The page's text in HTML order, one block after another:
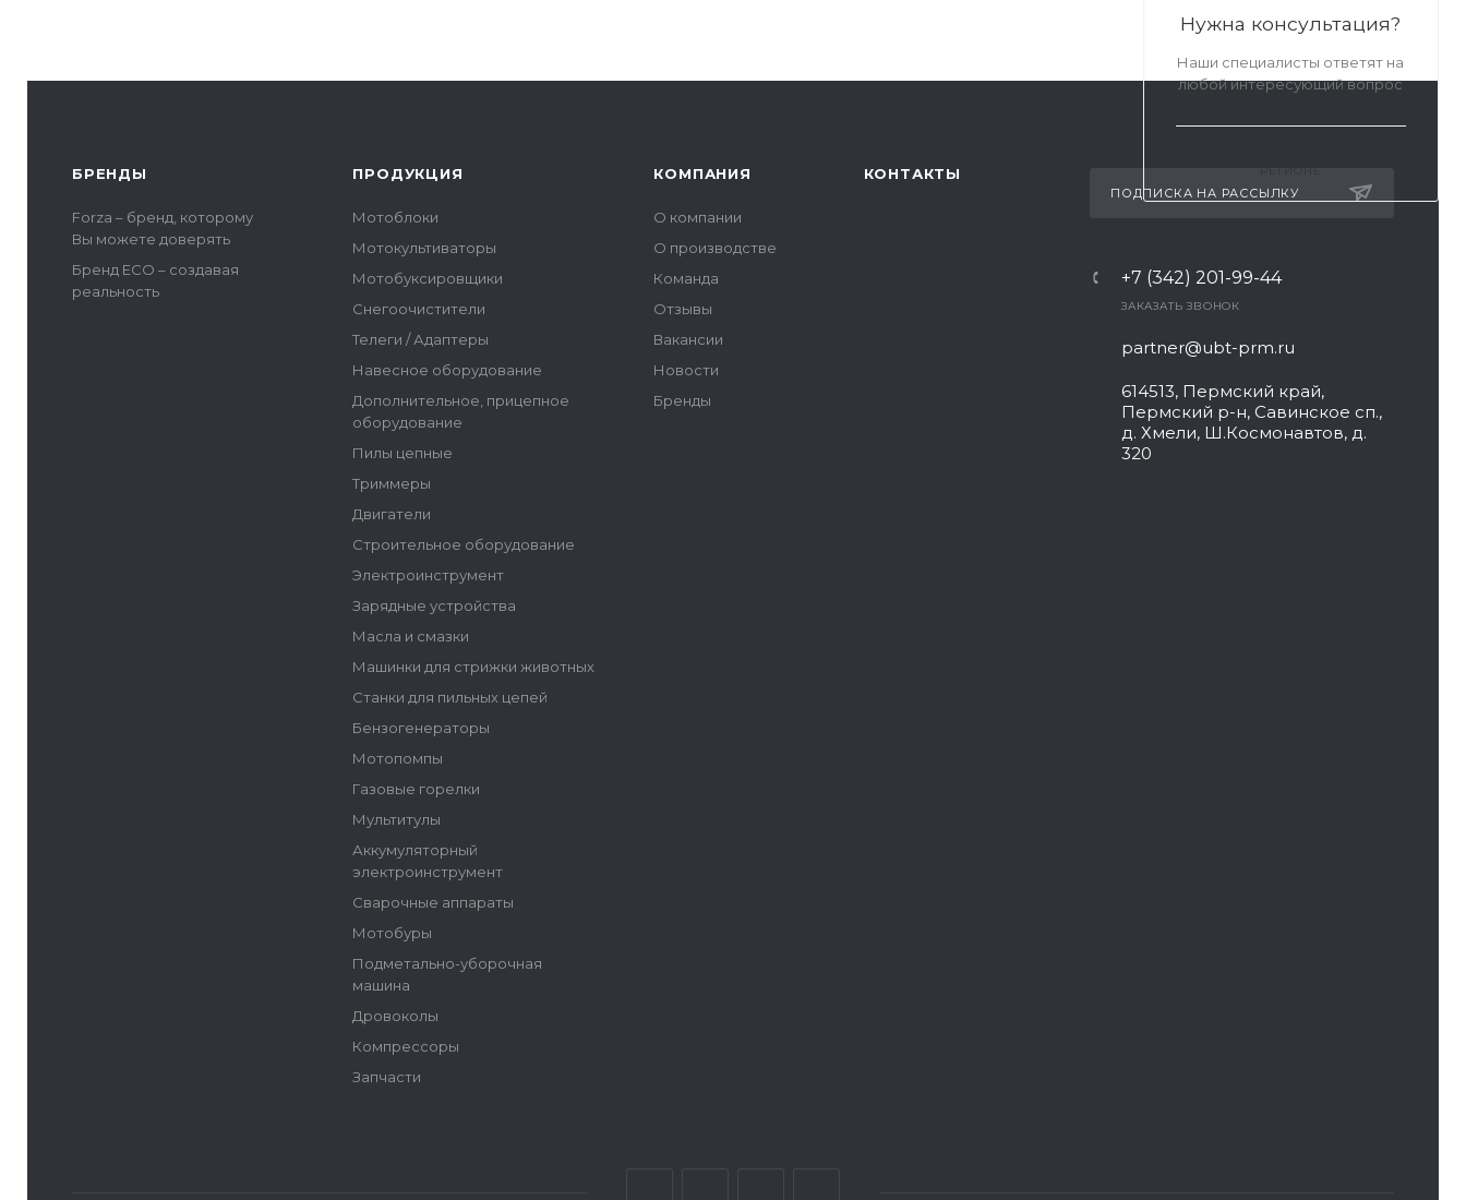
Нужна консультация?
Наши специалисты ответят на
любой интересующий вопрос
БРЕНДЫ
Forza – бренд, которому
Вы можете доверять
Бренд ECO – создавая
реальность
ПРОДУКЦИЯ
Мотоблоки
Мотокультиваторы
Мотобуксировщики
Снегоочистители
Телеги / Адаптеры
Навесное оборудование
Дополнительное, прицепное
оборудование
Пилы цепные
Триммеры
Двигатели
Строительное оборудование
Электроинструмент
Зарядные устройства
Масла и смазки
Машинки для стрижки животных
Станки для пильных цепей
Бензогенераторы
Мотопомпы
Газовые горелки
Мультитулы
Аккумуляторный
электроинструмент
Сварочные аппараты
Мотобуры
Подметально-уборочная
машина
Дровоколы
Компрессоры
Запчасти
КОМПАНИЯ
О компании
О производстве
Команда
Отзывы
Вакансии
Новости
Бренды
КОНТАКТЫ
ПОДПИСКА НА РАССЫЛКУ
+7 (342) 201-99-44
ЗАКАЗАТЬ ЗВОНОК
partner@ubt-prm.ru
614513, Пермский край,
Пермский р-н, Савинское сп.,
д. Хмели, Ш.Космонавтов, д.
320